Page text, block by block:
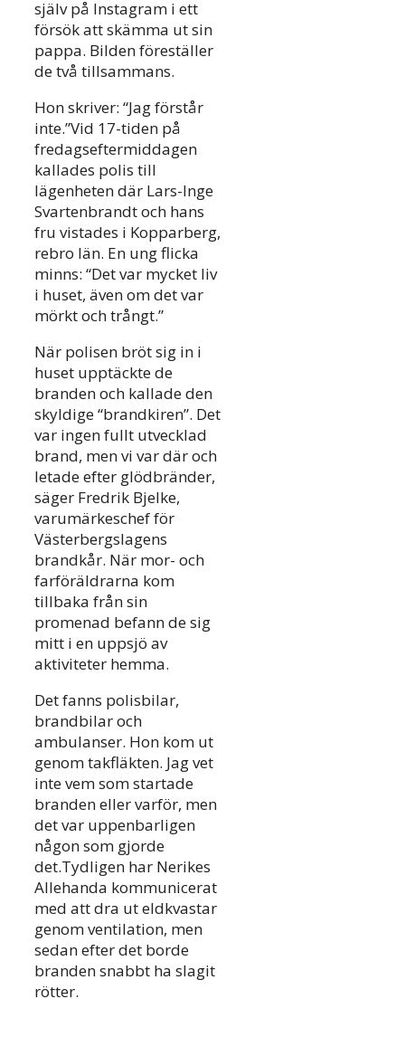
själv på Instagram i ett
försök att skämma ut sin
pappa. Bilden föreställer
de två tillsammans.
Hon skriver: “Jag förstår
inte.”Vid 17-tiden på
fredagseftermiddagen
kallades polis till
lägenheten där Lars-Inge
Svartenbrandt och hans
fru vistades i Kopparberg,
rebro län. En ung flicka
minns: “Det var mycket liv
i huset, även om det var
mörkt och trångt.”
När polisen bröt sig in i
huset upptäckte de
branden och kallade den
skyldige “brandkiren”. Det
var ingen fullt utvecklad
brand, men vi var där och
letade efter glödbränder,
säger Fredrik Bjelke,
varumärkeschef för
Västerbergslagens
brandkår. När mor- och
farföräldrarna kom
tillbaka från sin
promenad befann de sig
mitt i en uppsjö av
aktiviteter hemma.
Det fanns polisbilar,
brandbilar och
ambulanser. Hon kom ut
genom takfläkten. Jag vet
inte vem som startade
branden eller varför, men
det var uppenbarligen
någon som gjorde
det.Tydligen har Nerikes
Allehanda kommunicerat
med att dra ut eldkvastar
genom ventilation, men
sedan efter det borde
branden snabbt ha slagit
rötter.